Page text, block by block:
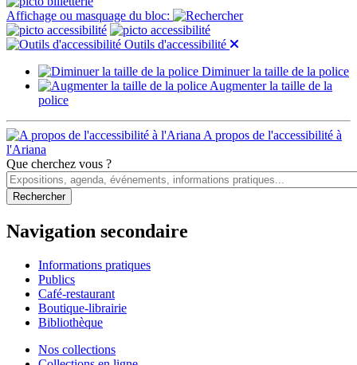
Affichage ou masquage du bloc:
Outils d'accessibilité
Diminuer la taille de la police
Augmenter la taille de la
police
A propos de l'accessibilité à
l'Ariana
Que cherchez vous ?
Navigation secondaire
Informations pratiques
Publics
Café-restaurant
Boutique-librairie
Bibliothèque
Nos collections